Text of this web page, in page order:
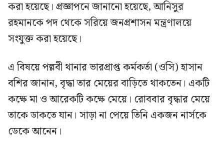
করা হয়েছে। প্রজ্ঞাপনে জানানো হয়েছে, আনিসুর
রহমানকে পদ থেকে সরিয়ে জনপ্রশাসন মন্ত্রণালয়ে
সংযুক্ত করা হয়েছে।
এ বিষয়ে পল্লবী থানার ভারপ্রাপ্ত কর্মকর্তা (ওসি) হাসান
বশির জানান, বৃদ্ধা তার মেয়ের বাড়িতে থাকতেন। একটি
কক্ষে মা ও আরেকটি কক্ষে মেয়ে। রোববার বৃদ্ধার মেয়ে
তাকে ডাকতে যান। সাড়া না পেয়ে তিনি একজন নার্সকে
ডেকে আনেন।